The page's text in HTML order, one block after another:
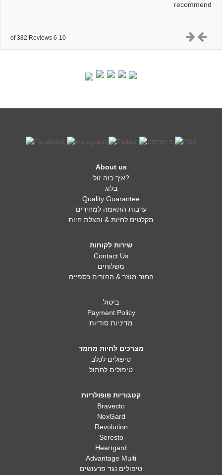
recommend
6-10 of 382 Reviews
About us
איך כזה זול?
בלוג
Quality Guarantee
ערבות התאמה למחירים
מקלטים לחיות & והצלת חיות
שירות לקוחות
Contact Us
משלוחים
החזר מוצר & החזרים כספיים
ביטול
Payment Policy
מדיניות סודיות
מצרכים לחיות מחמד
טיפולים לכלב
טיפולים לחתול
קטגוריות פופולריות
Bravecto
NexGard
Revolution
Seresto
Heartgard
Advantage Multi
טיפולים נגד פרעושים